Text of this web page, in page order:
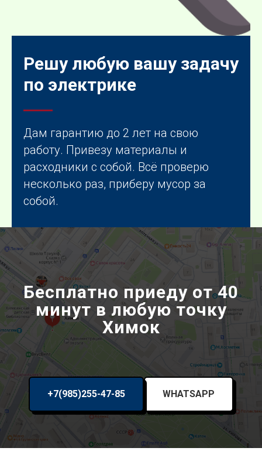
Решу любую вашу задачу
по электрике
Дам гарантию до 2 лет на свою
работу. Привезу материалы и
расходники с собой. Всё проверю
несколько раз, приберу мусор за
собой.
Бесплатно приеду от 40
минут в любую точку
Химок
+7(985)255-47-85 WHATSAPP